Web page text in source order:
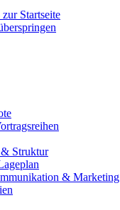
Struktur
& Marketing